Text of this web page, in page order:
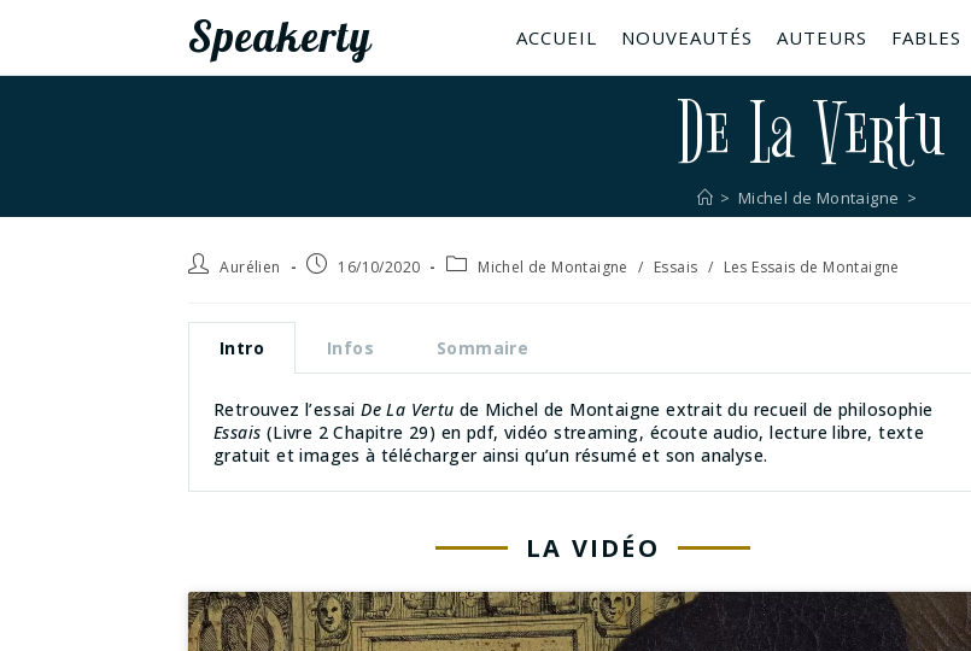
Speakerty ACCUEIL NOUVEAUTÉS AUTEURS FABLES
De La Vertu
> Michel de Montaigne >
Aurélien 16/10/2020 Michel de Montaigne / Essais / Les Essais de Montaigne
Intro Infos Sommaire
Retrouvez l’essaiDe La Vertu de Michel de Montaigne extrait du recueil de philosophie
Essais (Livre 2 Chapitre 29) en pdf, vidéo streaming, écoute audio, lecture libre, texte
gratuit et images à télécharger ainsi qu’un résumé et son analyse.
LA VIDÉO